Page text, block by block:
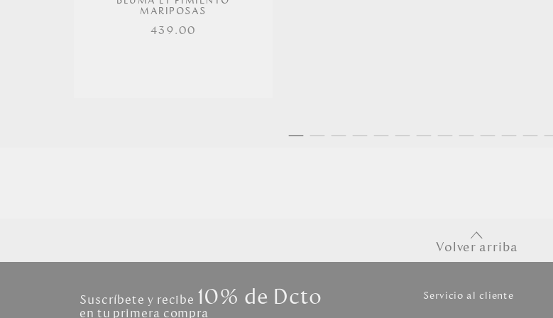
MARIPOSAS
439.00
Volver arriba
Suscríbete y recibe 10% de Dcto
en tu primera compra
Servicio al cliente